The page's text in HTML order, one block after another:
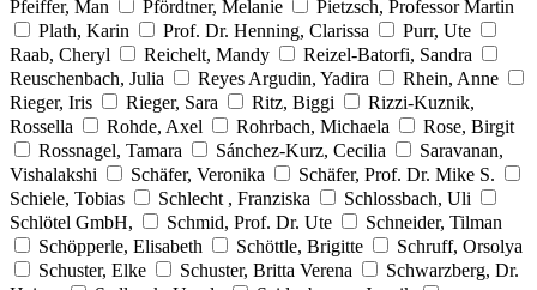
Pfeiffer, Man Pfördtner, Melanie
Pietzsch, Professor Martin
Plath, Karin
Prof. Dr. Henning, Clarissa
Purr, Ute
Raab, Cheryl
Reichelt, Mandy
Reizel-Batorfi, Sandra
Reuschenbach, Julia
Reyes Argudin, Yadira
Rhein, Anne
Rieger, Iris
Rieger, Sara Ritz, Biggi
Rizzi-Kuznik,
Rossella
Rohde, Axel Rohrbach, Michaela
Rose, Birgit
Rossnagel, Tamara
Sánchez-Kurz, Cecilia
Saravanan,
Vishalakshi
Schäfer, Veronika
Schäfer, Prof. Dr. Mike S.
Schiele, Tobias
Schlecht , Franziska
Schlossbach, Uli
Schlötel GmbH,
Schmid, Prof. Dr. Ute
Schneider, Tilman
Schöpperle, Elisabeth
Schöttle, Brigitte
Schruff, Orsolya
Schuster, Elke
Schuster, Britta Verena
Schwarzberg, Dr.